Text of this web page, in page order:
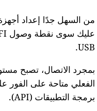
USB.
بمجرد الاتصال، تصبح
الفعلي متاحة على الفور
برمجة التطبيقات (API).